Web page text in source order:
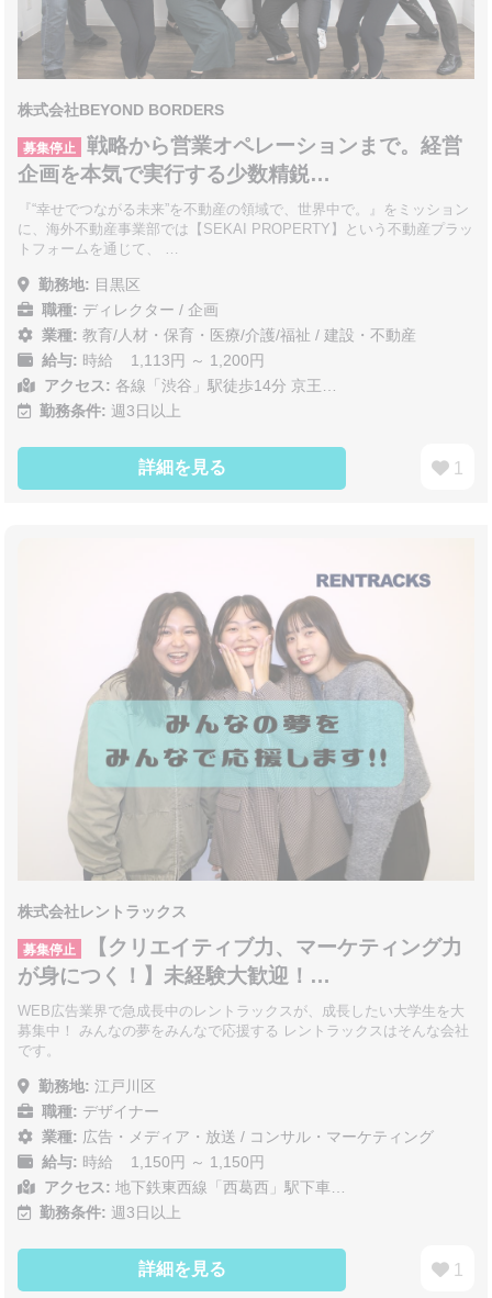
株式会社BEYOND BORDERS
募集停止
戦略から営業オペレーションまで。経営
企画を本気で実行する少数精鋭…
『“幸せでつながる未来”を不動産の領域で、世界中で。』をミッション
に、海外不動産事業部では【SEKAI PROPERTY】という不動産プラッ
トフォームを通じて、 …
勤務地: 目黒区
職種: ディレクター / 企画
業種: 教育/人材・保育・医療/介護/福祉 /建設・不動産
給与: 時給 1,113円 ～ 1,200円
アクセス: 各線「渋谷」駅徒歩14分 京王…
勤務条件: 週3日以上
詳細を見る 1
株式会社レントラックス
募集停止
【クリエイティブ力、マーケティング力
が身につく！】未経験大歓迎！…
WEB広告業界で急成長中のレントラックスが、成長したい大学生を大
募集中！ みんなの夢をみんなで応援する レントラックスはそんな会社
です。
勤務地: 江戸川区
職種: デザイナー
業種: 広告・メディア・放送 / コンサル・マーケティング
給与: 時給 1,150円 ～ 1,150円
アクセス: 地下鉄東西線「西葛西」駅下車…
勤務条件: 週3日以上
詳細を見る 1